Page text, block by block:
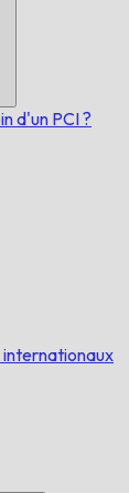
d'un PCI ?
internationaux